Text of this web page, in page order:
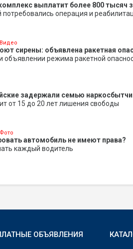
выплатит более 800 тысяч
потребовались операция и
Видео
сирены: объявлена ракетная
объявлении режима ракетной
задержали семью
от 15 до 20 лет лишения свободы
Фото
автомобиль не имеют права?
каждый водитель
ОБЪЯВЛЕНИЯ